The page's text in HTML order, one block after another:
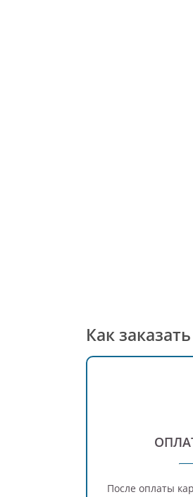
Как
После оплаты